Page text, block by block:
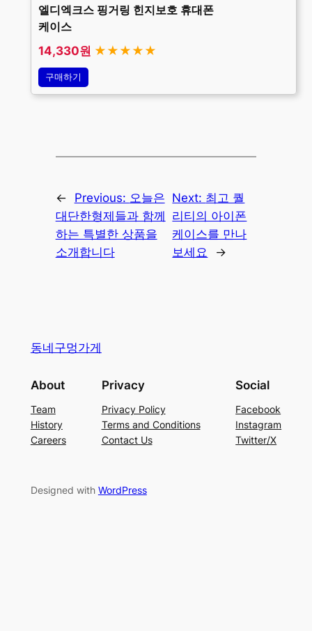
엘디엑크스 핑거링 힌지보호 휴대폰
케이스
14,330원 ★★★★★
구매하기
← Previous: 오늘은
대단한형제들과 함께
하는 특별한 상품을
소개합니다
Next: 최고 퀄
리티의 아이폰
케이스를 만나
보세요
→
동네구멍가게
About
Team
History
Careers
Privacy
Privacy Policy
Terms and Conditions
Contact Us
Social
Facebook
Instagram
Twitter/X
Designed with WordPress